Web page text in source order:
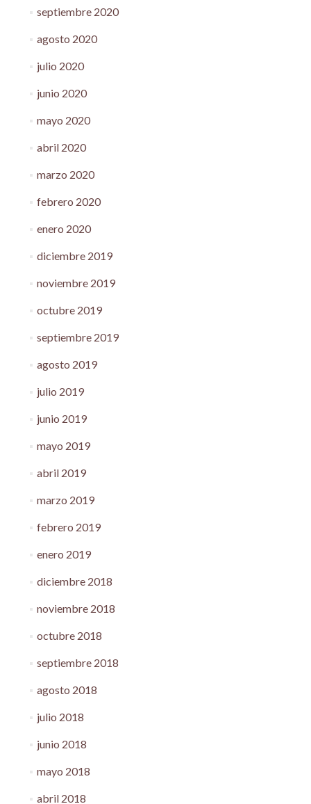
septiembre 2020
agosto 2020
julio 2020
junio 2020
mayo 2020
abril 2020
marzo 2020
febrero 2020
enero 2020
diciembre 2019
noviembre 2019
octubre 2019
septiembre 2019
agosto 2019
julio 2019
junio 2019
mayo 2019
abril 2019
marzo 2019
febrero 2019
enero 2019
diciembre 2018
noviembre 2018
octubre 2018
septiembre 2018
agosto 2018
julio 2018
junio 2018
mayo 2018
abril 2018